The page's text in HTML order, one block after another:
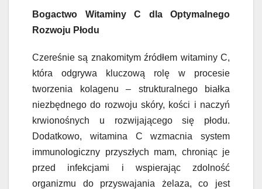
Bogactwo Witaminy C dla Optymalnego
Rozwoju Płodu
Czereśnie są znakomitym źródłem witaminy C,
która odgrywa kluczową rolę w procesie
tworzenia kolagenu – strukturalnego białka
niezbędnego do rozwoju skóry, kości i naczyń
krwionośnych u rozwijającego się płodu.
Dodatkowo, witamina C wzmacnia system
immunologiczny przyszłych mam, chroniąc je
przed infekcjami i wspierając zdolność
organizmu do przyswajania żelaza, co jest